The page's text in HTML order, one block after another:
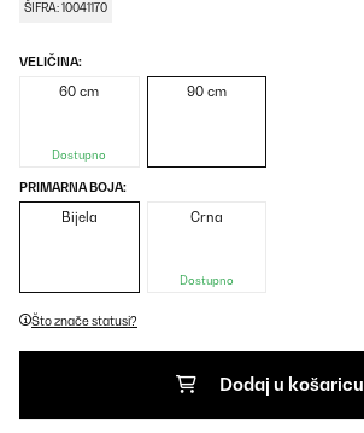
ŠIFRA: 10041170
VELIČINA:
60 cm
Dostupno
90 cm
PRIMARNA BOJA:
Bijela Crna
Dostupno
Što znače statusi?
Dodaj u košaricu